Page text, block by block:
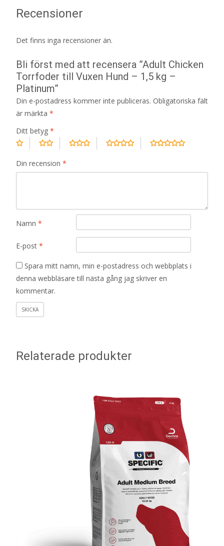
Recensioner
Det finns inga recensioner än.
Bli först med att recensera ”Adult Chicken
Torrfoder till Vuxen Hund – 1,5 kg –
Platinum”
Din e-postadress kommer inte publiceras. Obligatoriska fält
är märkta *
Ditt betyg *
Din recension *
Namn *
E-post *
Spara mitt namn, min e-postadress och webbplats i
denna webbläsare till nästa gång jag skriver en
kommentar.
Relaterade produkter